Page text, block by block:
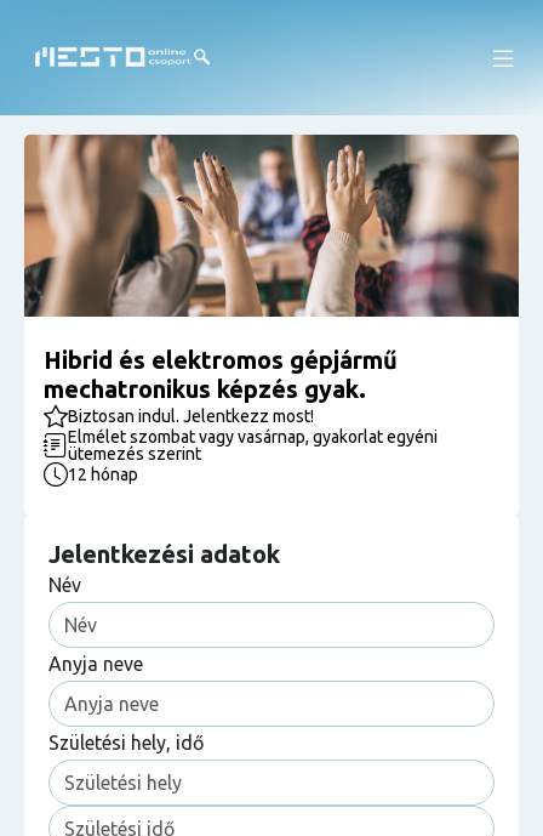
Hibrid és elektromos gépjármű
mechatronikus képzés gyak.
Biztosan indul. Jelentkezz most!
Elmélet szombat vagy vasárnap, gyakorlat egyéni
ütemezés szerint
12 hónap
Jelentkezési adatok
Név
Anyja neve
Születési hely, idő